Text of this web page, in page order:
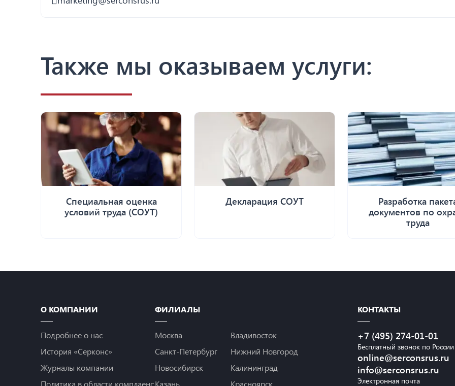
Также мы оказываем услуги:
Специальная оценка
условий труда (СОУТ)
Декларация СОУТ
Разработка
документов по
труда
О КОМПАНИИ
Подробнее о нас
История «Серконс»
Журналы компании
ФИЛИАЛЫ
Москва
Санкт-Петербург
Новосибирск
Владивосток
Нижний Новгород
Калининград
КОНТАКТЫ
+7 (495) 274-01-01
Бесплатный звонок по России
online@serconsrus.ru
info@serconsrus.ru
Электронная почта